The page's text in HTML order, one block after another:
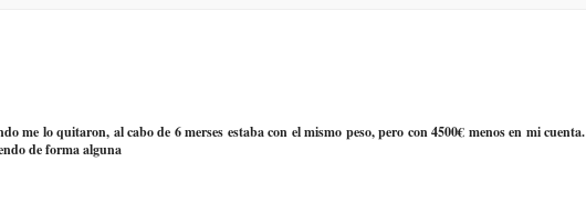
me lo quitaron, al cabo de 6 merses estaba con el mismo peso, pero con 4500€ menos en mi cuenta.
de forma alguna